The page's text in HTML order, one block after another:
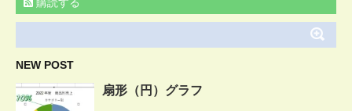
NEW POST
扇形（円）グラフ